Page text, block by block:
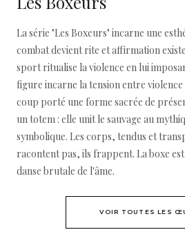
La série "Les Boxeurs" incarne une
combat devient rite et affirmation
sport ritualise la violence en lui
figure incarne la tension entre
coup porté une forme sacrée de
un totem : elle unit le sauvage au
symbolique. Les corps, tendus et
racontent pas, ils frappent. La boxe
danse brutale de l'âme.
VOIR TOUTES LES